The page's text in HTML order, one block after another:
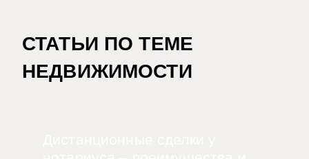
СТАТЬИ ПО ТЕМЕ
НЕДВИЖИМОСТИ